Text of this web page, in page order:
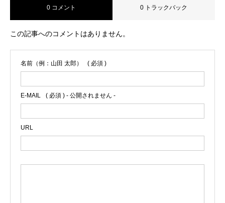
0 コメント 0 トラックバック
この記事へのコメントはありません。
名前（例：山田 太郎） ( 必須 )
E-MAIL ( 必須 ) - 公開されません -
URL